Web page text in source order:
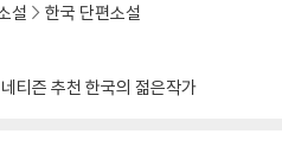
네티즌 추천 한국의 젊은작가
설 한국 단편소설